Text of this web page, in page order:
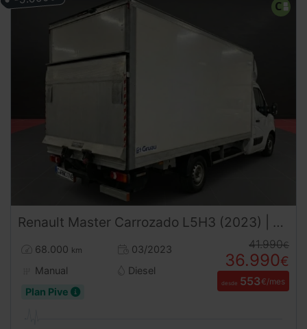
Renault Master Carrozado L5H3 (2023) | Caja 4,60m | Trampilla | 3500kg | Carnet B
68.000 km
03/2023
Manual
Diesel
Plan Pive
41.990€
36.990€
desde 553€/mes